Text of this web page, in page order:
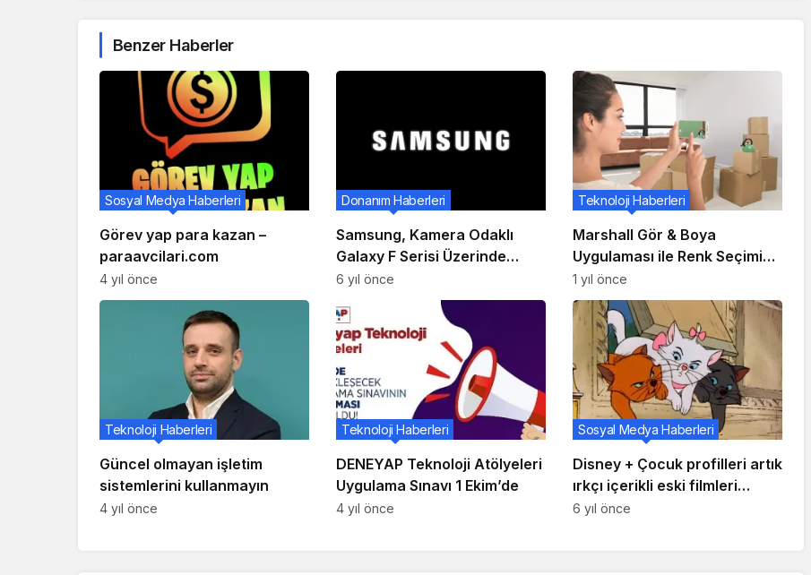
Benzer Haberler
Görev yap para kazan –
paraavcilari.com
Sosyal Medya Haberleri
4 yıl önce
Samsung, Kamera Odaklı
Galaxy F Serisi Üzerinde
Çalışıyor: İlk Model Göründü!
Donanım Haberleri
6 yıl önce
Marshall Gör & Boya
Uygulaması ile Renk Seçimi
Kolaylaştı
Teknoloji Haberleri
1 yıl önce
Güncel olmayan işletim
sistemlerini kullanmayın
Teknoloji Haberleri
4 yıl önce
DENEYAP Teknoloji Atölyeleri
Uygulama Sınavı 1 Ekim’de
Teknoloji Haberleri
4 yıl önce
Disney + Çocuk profilleri artık
ırkçı içerikli eski filmleri
sunmuyor
Sosyal Medya Haberleri
6 yıl önce